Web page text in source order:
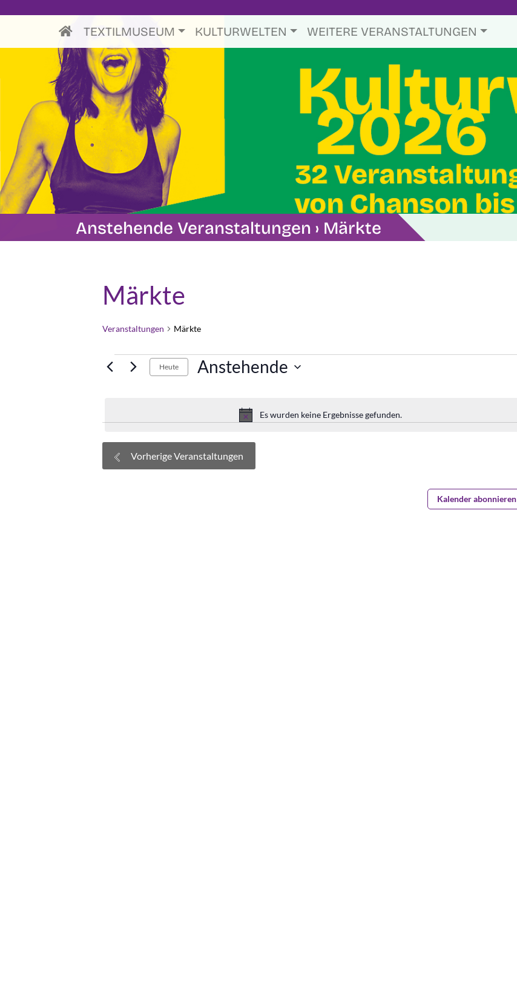
TEXTILMUSEUM KULTURWELTEN WEITERE VERANSTALTUNGEN
Anstehende Veranstaltungen › Märkte
Märkte
Veranstaltungen Märkte
Veranstaltungen
Hinweis
Es wurden keine Ergebnisse gefunden.
Heute Anstehende
VorherigeVeranstaltungen
Kalender abonnieren